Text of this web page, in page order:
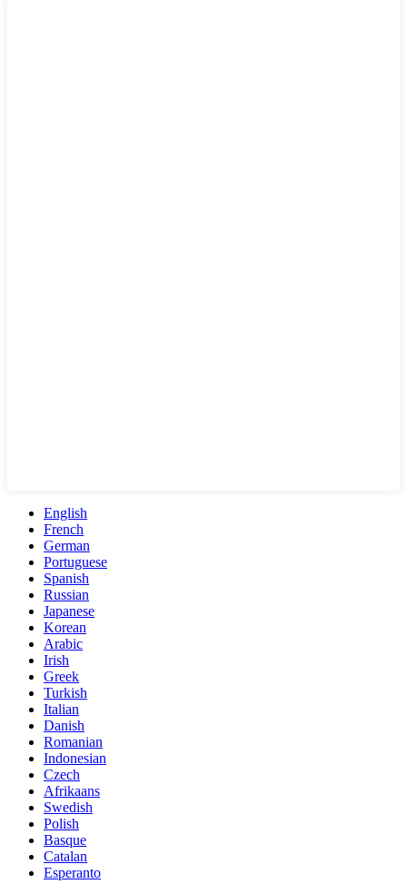
English
French
German
Portuguese
Spanish
Russian
Japanese
Korean
Arabic
Irish
Greek
Turkish
Italian
Danish
Romanian
Indonesian
Czech
Afrikaans
Swedish
Polish
Basque
Catalan
Esperanto